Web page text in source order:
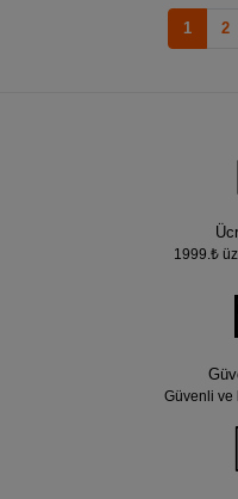
1 2
1999.₺
Güvenli ve